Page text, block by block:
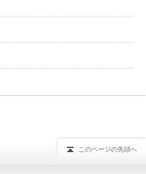
このページの先頭へ